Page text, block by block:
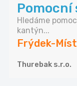
Pomocní
Hledáme
kantýn...
Frýdek-
Thurebak s.r.o.